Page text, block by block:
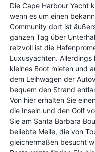
Die Cape Harbour Yacht
wenn es um einen
Community dort ist
ganzen Tag über
reizvoll ist die
Luxusyachten. Allerdings
kleines Boot mieten und
dem Leihwagen der
bequem den Strand
Von hier erhalten Sie
die Inseln und den Golf
Sie am Santa Barbara
beliebte Meile, die von
gleichermaßen besucht